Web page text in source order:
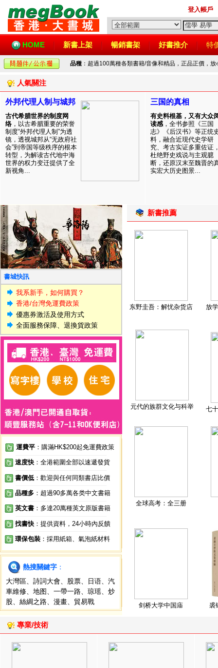
登入帳戶
HOME 新書上架 暢銷書架 好書推介 特
品種 ：超過100萬種各類書籍/音像和精品，正品正價，
人氣關注
外邦代理人制与城邦
古代希腊世界的制度网
络 ，以古希腊重要的荣誉
制度“外邦代理人制”为透
镜，透视城邦从“无政府社
会”到帝国等级秩序的根本
转型，为解读古代地中海
世界的权力变迁提供了全
新视角...
三国的真相
有史料根基，又有大众
读感 ，全书参照《三国
志》《后汉书》等正统
料，融合近现代史学研
究、考古实证多重佐证
杜绝野史戏说与主观臆
断，还原汉末至魏晋的
实宏大历史图景...
書城快訊
我系新手，如何購買？
香港/台灣免運費政策
優惠券激活及使用方式
全面服務保障、退換貨政策
運費平 ：購滿HK$200起免運費政策
速度快 ：全港範圍全部以速遞發貨
書價低 ：歡迎與任何同類書店比價
品種多 ：超過90多萬各类中文書籍
英文書 ：多達20萬種英文原版書籍
找書快 ：提供資料，24小時內反饋
環保包裝 ：採用紙箱、氣泡紙材料
熱搜關鍵字 ：
大灣區
詩詞大會 股票 日语
汽
車維修
地图 一帶一路 琼瑶
炒
股
絲綢之路 漫畫 貿易戰
新書推薦
东野圭吾：解忧杂货店 放
元代的族群文化与科举 七
全球高考：全三册
剑桥大学中国庙 裘
專業/技術